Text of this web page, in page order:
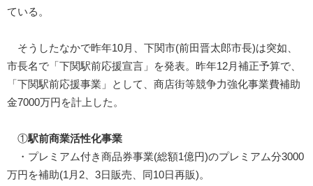
ている。
そうしたなかで昨年10月、下関市(前田晋太郎市長)は突如、
市長名で「下関駅前応援宣言」を発表。昨年12月補正予算で、
「下関駅前応援事業」として、商店街等競争力強化事業費補助
金7000万円を計上した。
①駅前商業活性化事業
・プレミアム付き商品券事業(総額1億円)のプレミアム分3000
万円を補助(1月2、3日販売、同10日再販)。